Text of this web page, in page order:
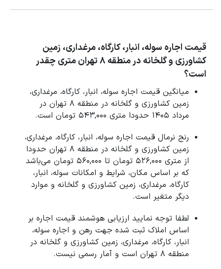
قیمت اجاره سوله، انبار، کارگاه، مرغداری، زمین
کشاورزی و گلخانه در منطقه 8 تهران متری چقدر
است؟
میانگین قیمت اجاره سوله، انبار، کارگاه، مرغداری،
زمین کشاورزی و گلخانه در منطقه 8 تهران در
مرداد 1405 حدودا متری 543,000 تومان است.
رنج نرمال قیمت اجاره سوله، انبار، کارگاه، مرغداری،
زمین کشاورزی و گلخانه در منطقه 8 تهران حدودا
از متری 526,000 تومان تا 560,000 تومان می‌باشد
که بر اساس مکان، شرایط و امکانات سوله، انبار،
کارگاه، مرغداری، زمین کشاورزی و گلخانه و موارد
دیگر متغیر است.
لطفا توجه نمایید ارزیابی هوشمند قیمت اجاره بر
اساس املاک ثبت شده جهت رهن و اجاره سوله،
انبار، کارگاه، مرغداری، زمین کشاورزی و گلخانه در
منطقه 8 تهران است و آمار رسمی نیست.